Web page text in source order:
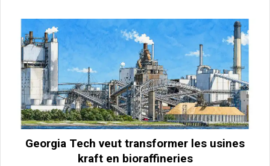
Georgia Tech veut transformer les usines
kraft en bioraffineries